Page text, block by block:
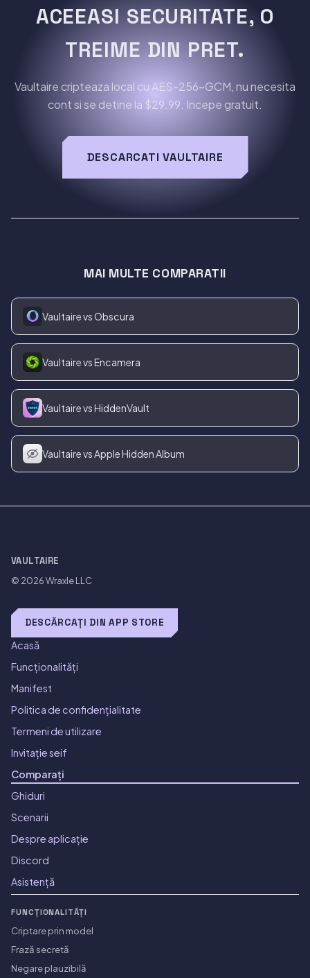
ACEEASI SECURITATE, O
TREIME DIN PRET.
Vaultaire cripteaza local cu AES-256-GCM, nu necesita
cont si se detine la $29.99. Incepe gratuit.
DESCARCATI VAULTAIRE
MAI MULTE COMPARATII
Vaultaire vs Obscura
Vaultaire vs Encamera
Vaultaire vs HiddenVault
Vaultaire vs Apple Hidden Album
VAULTAIRE
© 2026Wraxle LLC
DESCĂRCAȚI DIN APP STORE
Acasă
Funcționalități
Manifest
Politica de confidențialitate
Termeni de utilizare
Invitație seif
Comparați
Ghiduri
Scenarii
Despre aplicație
Discord
Asistență
FUNCȚIONALITĂȚI
Criptare prin model
Frază secretă
Negare plauzibilă